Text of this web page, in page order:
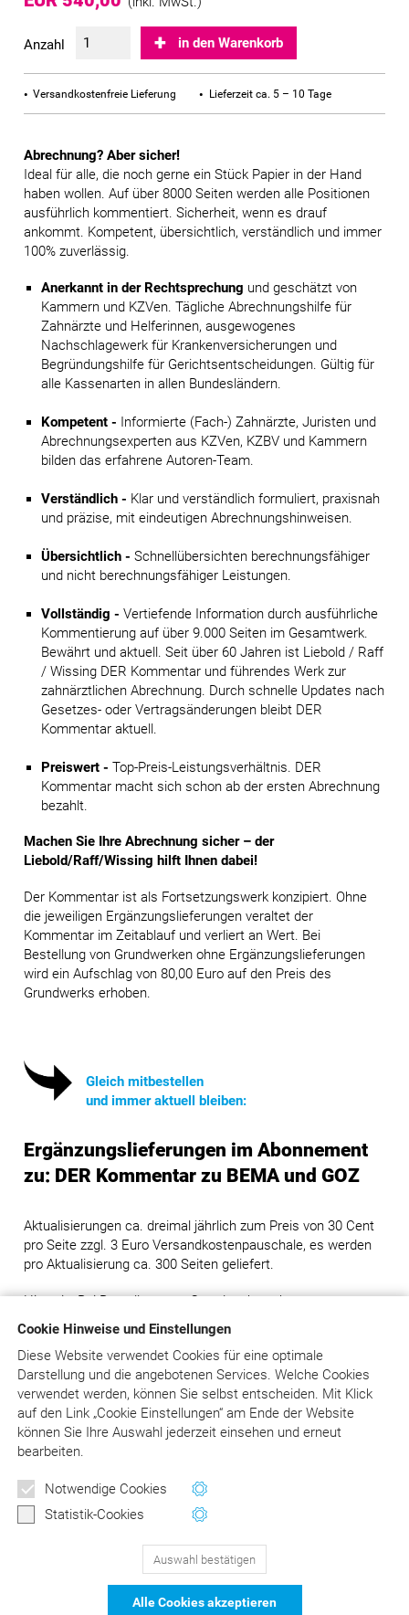
Cookie Hinweise und Einstellungen
Diese Website verwendet Cookies für eine optimale
Darstellung und die angebotenen Services. Welche Cookies
verwendet werden, können Sie selbst entscheiden. Mit Klick
aufden Link „Cookie Einstellungen“ am Ende der Website
können Sie Ihre Auswahl jederzeit einsehen und erneut
bearbeiten.
Notwendige Cookies
Statistik-Cookies
Auswahl bestätigen
Alle Cookies akzeptieren
Anzahl in den Warenkorb
Versandkostenfreie Lieferung Lieferzeit ca. 5 – 10 Tage
Abrechnung? Aber sicher!
Ideal für alle, die noch gerne ein Stück Papier in der Hand
haben wollen. Auf über 8000 Seiten werden alle Positionen
ausführlich kommentiert. Sicherheit, wenn es drauf
ankommt. Kompetent, übersichtlich, verständlich und immer
100% zuverlässig.
Anerkannt in der Rechtsprechung und geschätzt von
Kammern und KZVen. Tägliche Abrechnungshilfe für
Zahnärzte und Helferinnen, ausgewogenes
Nachschlagewerk für Krankenversicherungen und
Begründungshilfe für Gerichtsentscheidungen. Gültig für
alle Kassenarten in allen Bundesländern.
Kompetent - Informierte (Fach-) Zahnärzte, Juristen und
Abrechnungsexperten aus KZVen, KZBV und Kammern
bilden das erfahrene Autoren-Team.
Verständlich - Klar und verständlich formuliert, praxisnah
und präzise, mit eindeutigen Abrechnungshinweisen.
Übersichtlich - Schnellübersichten berechnungsfähiger
und nicht berechnungsfähiger Leistungen.
Vollständig - Vertiefende Information durch ausführliche
Kommentierung auf über 9.000 Seiten im Gesamtwerk.
Bewährt und aktuell. Seit über 60 Jahren ist Liebold / Raff
/ Wissing DER Kommentar und führendes Werk zur
zahnärztlichen Abrechnung. Durch schnelle Updates nach
Gesetzes- oder Vertragsänderungen bleibt DER
Kommentar aktuell.
Preiswert - Top-Preis-Leistungsverhältnis. DER
Kommentar macht sich schon ab der ersten Abrechnung
bezahlt.
Machen Sie Ihre Abrechnung sicher – der
Liebold/Raff/Wissing hilft Ihnen dabei!
Der Kommentar ist als Fortsetzungswerk konzipiert. Ohne
die jeweiligen Ergänzungslieferungen veraltet der
Kommentar im Zeitablauf und verliert an Wert. Bei
Bestellung von Grundwerken ohne Ergänzungslieferungen
wird ein Aufschlag von 80,00 Euro auf den Preis des
Grundwerks erhoben.
Gleich mitbestellen
und immer aktuell bleiben:
Ergänzungslieferungen im Abonnement
zu: DER Kommentar zu BEMA und GOZ
Aktualisierungen ca. dreimal jährlich zum Preis von 30 Cent
pro Seite zzgl. 3 Euro Versandkostenpauschale, es werden
pro Aktualisierung ca. 300 Seiten geliefert.
Hinweis: Bei Bestellung von Grundwerken ohne
Ergänzungslieferungen wird ein Aufschlag von 80,00 Euro
auf den Preis des Grundwerks erhoben.
in den Warenkorb
Versandkosten: siehe Beschreibungstext
zur Übersicht